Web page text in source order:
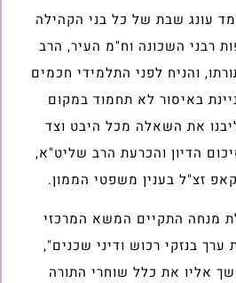
עונג שבת של כל בני הקהילה
רבני השכונה וח"מ העיר, הרב
והניח לפני התלמידי חכמים
באיסור לא תחמוד במקום
את השאלה מכל היבט וצד
הדיון והכרעת הרב שליט"א,
זצ"ל בענין משפטי הממון.
מנחה התקיים המשא המרכזי
ערך בנזקי רכוש ודיני שכנים",
אליו את כלל שוחרי התורה